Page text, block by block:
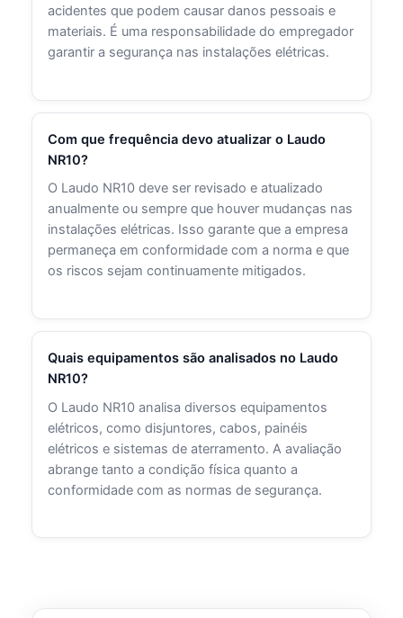
acidentes que podem causar danos pessoais e
materiais. É uma responsabilidade do empregador
garantir a segurança nas instalações elétricas.
Com que frequência devo atualizar o Laudo
NR10?
O Laudo NR10 deve ser revisado e atualizado
anualmente ou sempre que houver mudanças nas
instalações elétricas. Isso garante que a empresa
permaneça em conformidade com a norma e que
os riscos sejam continuamente mitigados.
Quais equipamentos são analisados no Laudo
NR10?
O Laudo NR10 analisa diversos equipamentos
elétricos, como disjuntores, cabos, painéis
elétricos e sistemas de aterramento. A avaliação
abrange tanto a condição física quanto a
conformidade com as normas de segurança.